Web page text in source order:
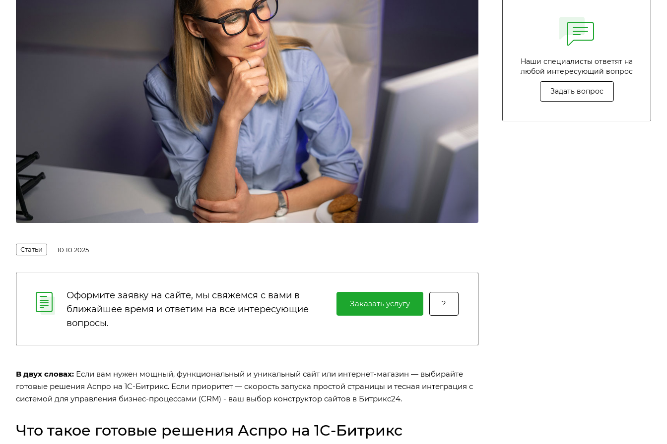
Статьи 10.10.2025
Оформите заявку на сайте, мы свяжемся с вами в
ближайшее время и ответим на все интересующие
вопросы.
Заказать услугу ?
В двух словах: Если вам нужен мощный, функциональный и уникальный сайт или интернет-магазин — выбирайте
готовые решения Аспро на 1С-Битрикс. Если приоритет — скорость запуска простой страницы и тесная интеграция с
системой для управления бизнес-процессами (CRM) - ваш выбор конструктор сайтов в Битрикс24.
Что такое готовые решения Аспро на 1С-Битрикс
Наши специалисты ответят на
любой интересующий вопрос
Задать вопрос